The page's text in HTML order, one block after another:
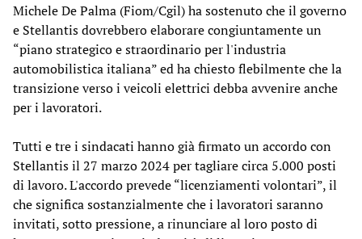
Michele De Palma (Fiom/Cgil) ha sostenuto che il governo
e Stellantis dovrebbero elaborare congiuntamente un
“piano strategico e straordinario per l'industria
automobilistica italiana” ed ha chiesto flebilmente che la
transizione verso i veicoli elettrici debba avvenire anche
per i lavoratori.
Tutti e tre i sindacati hanno già firmato un accordo con
Stellantis il 27 marzo 2024 per tagliare circa 5.000 posti
di lavoro. L'accordo prevede “licenziamenti volontari”, il
che significa sostanzialmente che i lavoratori saranno
invitati, sotto pressione, a rinunciare al loro posto di